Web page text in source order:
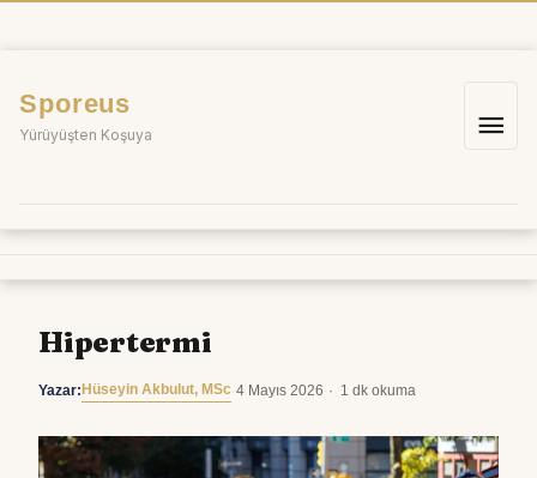
Sporeus
Yürüyüşten Koşuya
Ana
Hipertermi
Yazar: Hüseyin Akbulut, MSc 4 Mayıs 2026 1 dk okuma